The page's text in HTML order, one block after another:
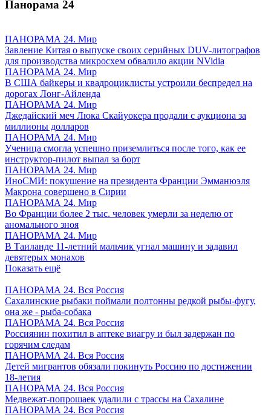
Панорама 24
ПАНОРАМА 24. Мир
Завление Китая о выпуске своих серийных DUV-литографов
для производства микросхем обвалило акции NVidia
ПАНОРАМА 24. Мир
В США байкеры и квадроциклисты устроили беспредел на
дорогах Лонг-Айленда
ПАНОРАМА 24. Мир
Джедайский меч Люка Скайуокера продали с аукциона за
миллионы долларов
ПАНОРАМА 24. Мир
Ученица смогла успешно приземлиться после того, как ее
инструктор-пилот выпал за борт
ПАНОРАМА 24. Мир
ИноСМИ: покушение на президента Франции Эмманюэля
Макрона совершено в Сирии
ПАНОРАМА 24. Мир
Во Франции более 2 тыс. человек умерли за неделю от
аномального зноя
ПАНОРАМА 24. Мир
В Таиланде 11-летний мальчик угнал машину и задавил
девятерых монахов
Показать ещё
ПАНОРАМА 24. Вся Россия
Сахалинские рыбаки поймали полтонны редкой рыбы-фугу,
она же - рыба-собака
ПАНОРАМА 24. Вся Россия
Россиянин похитил в аптеке виагру и был задержан по
горячим следам
ПАНОРАМА 24. Вся Россия
Детей мигрантов обязали покинуть Россию по достижении
18-летия
ПАНОРАМА 24. Вся Россия
Медвежат-попрошаек удалили с трассы на Сахалине
ПАНОРАМА 24. Вся Россия